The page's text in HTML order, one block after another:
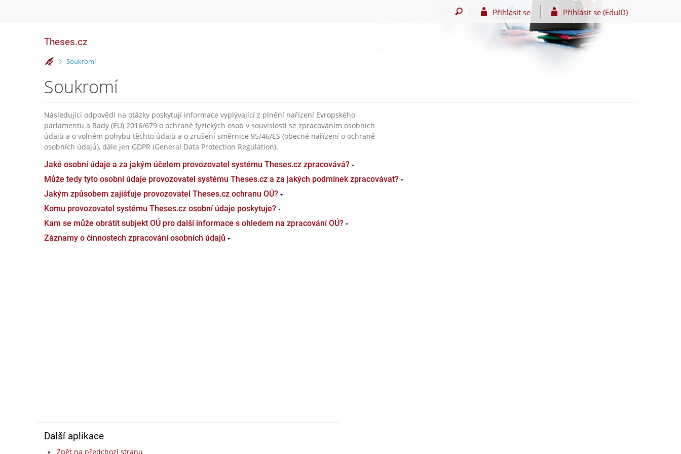
Přihlásit se Přihlásit se (EduID)
Theses.cz
>
Soukromí
Soukromí
Následující odpovědi na otázky poskytují informace vyplývající z plnění nařízení Evropského
parlamentu a Rady (EU) 2016/679 o ochraně fyzických osob v souvislosti se zpracováním osobních
údajů a o volném pohybu těchto údajů a o zrušení směrnice 95/46/ES (obecné nařízení o ochraně
osobních údajů), dále jen GDPR (General Data Protection Regulation).
Jaké osobní údaje a za jakým účelem provozovatel systému Theses.cz zpracovává?
Může tedy tyto osobní údaje provozovatel systému Theses.cz a za jakých podmínek zpracovávat?
Jakým způsobem zajišťuje provozovatel Theses.cz ochranu OÚ?
Komu provozovatel systému Theses.cz osobní údaje poskytuje?
Kam se může obrátit subjekt OÚ pro další informace s ohledem na zpracování OÚ?
Záznamy o činnostech zpracování osobních údajů
Další aplikace
Zpět na předchozí stranu